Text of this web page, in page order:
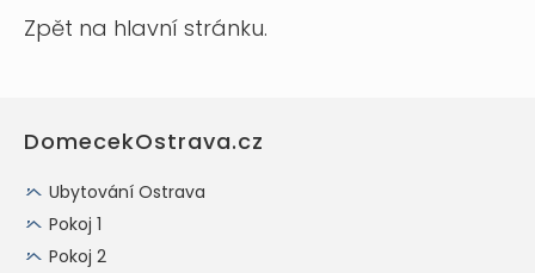
Zpět na hlavní stránku.
DomecekOstrava.cz
Ubytování Ostrava
Pokoj 1
Pokoj 2